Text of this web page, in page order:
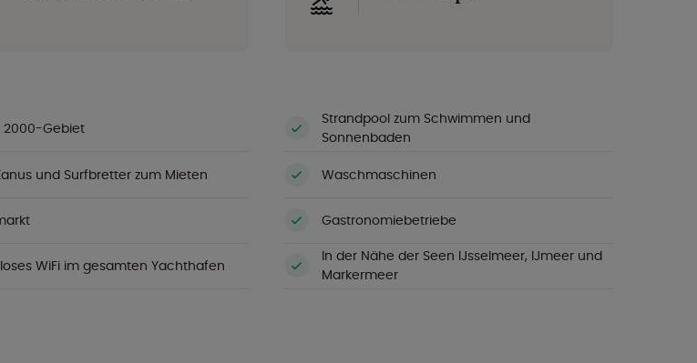
2000-Gebiet
Strandpool zum Schwimmen und
Sonnenbaden
und Surfbretter zum Mieten Waschmaschinen
Gastronomiebetriebe
WiFi im gesamten Yachthafen
In der Nähe der Seen IJsselmeer, IJmeer und
Markermeer